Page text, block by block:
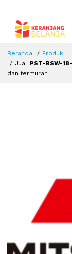
Beranda
Produk
Jual PST-BSW-
dan termurah